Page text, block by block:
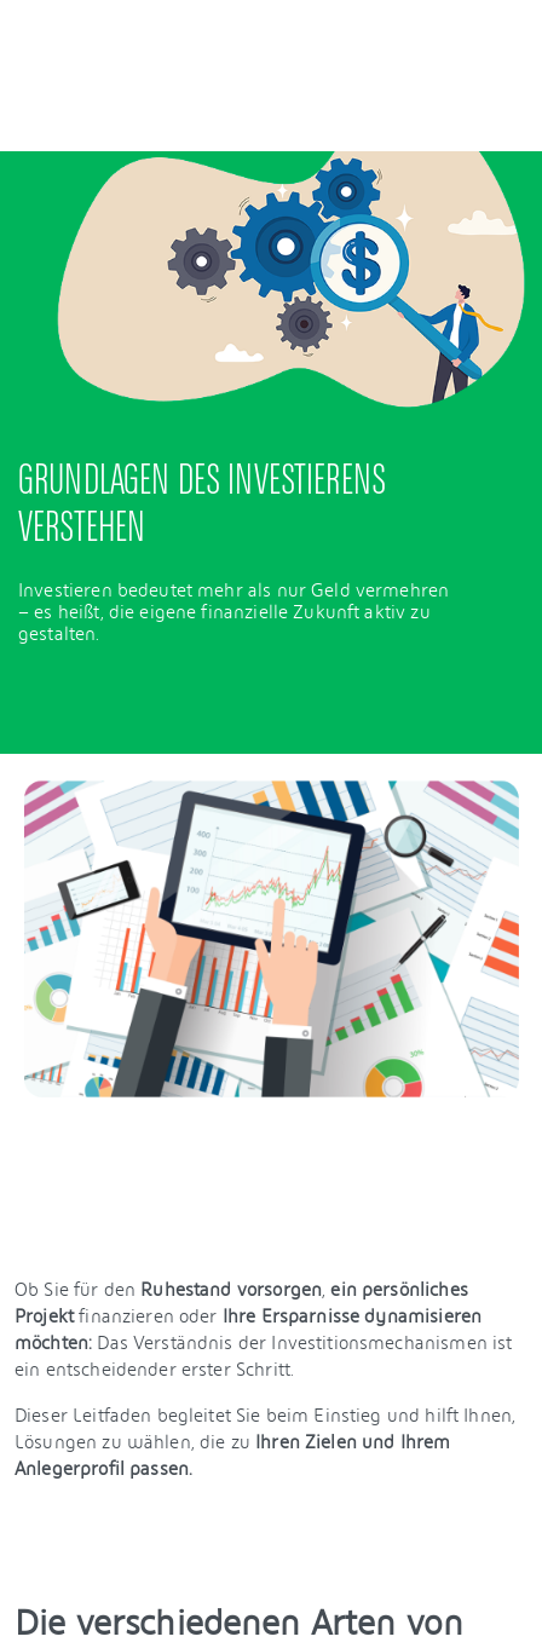
Innovative Lösungen
GRUNDLAGEN DES INVESTIERENS
VERSTEHEN
Investieren bedeutet mehr als nur Geld vermehren
– es heißt, die eigene finanzielle Zukunft aktiv zu
gestalten.
Ob Sie für den Ruhestand vorsorgen ,ein persönliches
Projektfinanzieren oder Ihre Ersparnisse dynamisieren
möchten: Das Verständnis der Investitionsmechanismen ist
ein entscheidender erster Schritt.
Dieser Leitfaden begleitet Sie beim Einstieg und hilft Ihnen,
Lösungen zu wählen, die zu Ihren Zielen und Ihrem
Anlegerprofil passen.
Die verschiedenen Arten von